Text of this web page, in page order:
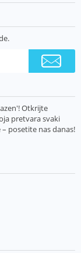
Otkrijte
pretvara svaki
posetite nas danas!